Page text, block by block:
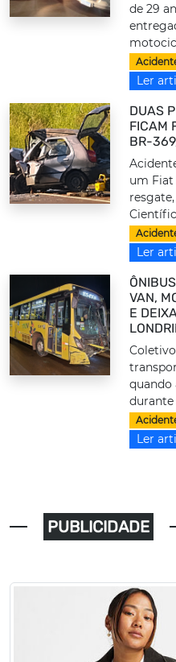
de 29
Ler
DUAS
FICAM
BR-
um Fiat
Ler
VAN,
E
quando
durante
Ler
PUBLICIDADE